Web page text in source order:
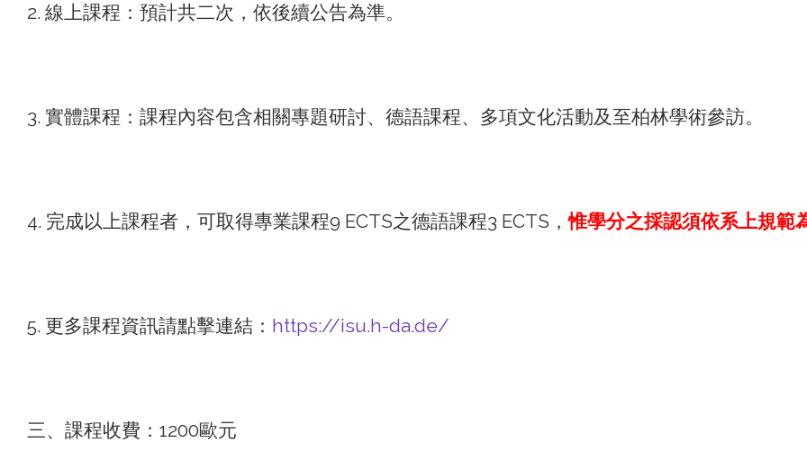
2. 線上課程：預計共二次，依後續公告為準。
3. 實體課程：課程內容包含相關專題研討、德語課程、多項文化活動及至柏林學術參訪。
4. 完成以上課程者，可取得專業課程9 ECTS之德語課程3 ECTS，惟學分之採認須依系上規範
5. 更多課程資訊請點擊連結： https://isu.h-da.de/
三、課程收費：1200歐元